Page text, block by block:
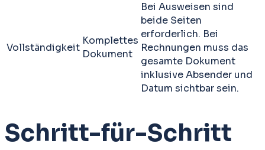
Vollständigkeit
Komplettes
Dokument
Bei Ausweisen sind
beide Seiten
erforderlich. Bei
Rechnungen muss das
gesamte Dokument
inklusive Absender und
Datum sichtbar sein.
Schritt-für-Schritt